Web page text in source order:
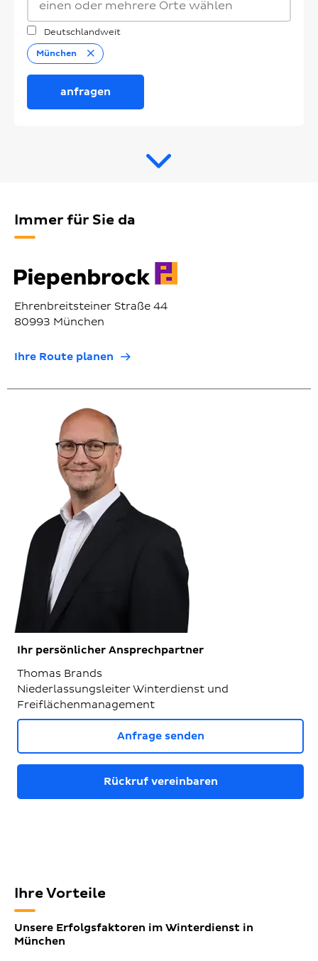
Deutschlandweit
München
Entfernen
anfragen
Immer für Sie da
Ehrenbreitsteiner Straße 44
80993 München
Ihre Route planen
Ihr persönlicher Ansprechpartner
Thomas Brands
Niederlassungsleiter Winterdienst und
Freiflächenmanagement
Anfrage senden
Rückruf vereinbaren
Ihre Vorteile
Unsere Erfolgsfaktoren im Winterdienst in
München